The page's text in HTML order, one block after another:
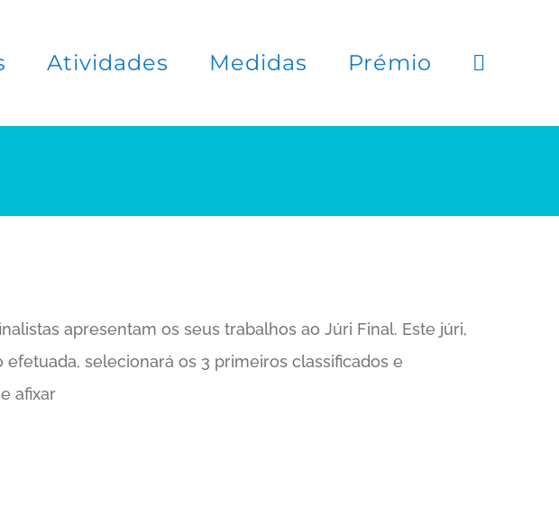
Atividades Medidas Prémio
apresentam os seus trabalhos ao Júri Final. Este júri,
selecionará os 3 primeiros classificados e
afixar